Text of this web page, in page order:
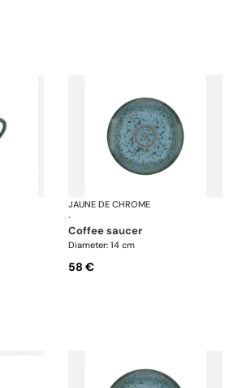
NymphéaJAUNE DE CHROME
·
coffee saucer
Diameter: 14 cm
58 €